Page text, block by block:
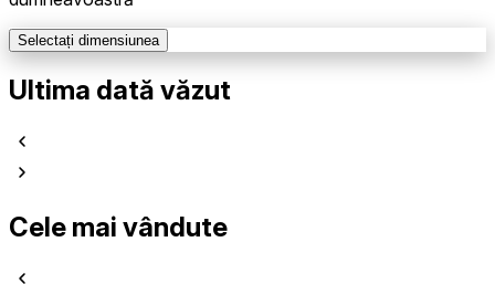
Selectați dimensiunea
Ultima dată văzut
Cele mai vândute